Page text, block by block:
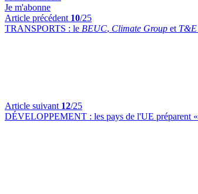
Je m'abonne
Article précédent 10/25
TRANSPORTS : le BEUC, Climate Group et T&E
Article suivant 12/25
DÉVELOPPEMENT : les pays de l'UE préparent «